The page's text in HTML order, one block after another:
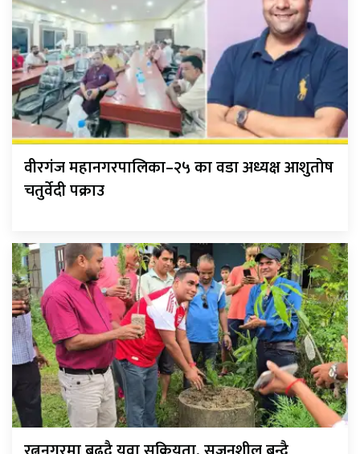
वीरगंज महानगरपालिका–२५ का वडा अध्यक्ष आशुतोष
चतुर्वेदी पक्राउ